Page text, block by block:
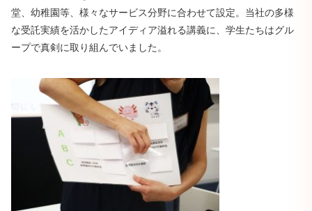
堂、幼稚園等、様々なサービス分野に合わせて設定。当社の多様
な受託実績を活かしたアイディア溢れる講義に、学生たちはグル
ープで真剣に取り組んでいました。